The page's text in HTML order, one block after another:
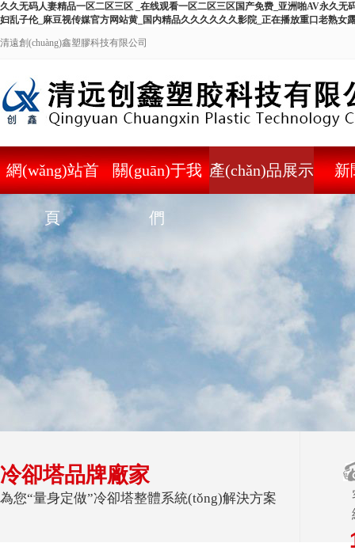
久久无码人妻精品一区二区三区 _在线观看一区二区三区国产免费_亚洲啪AV永久
妇乱子伦_麻豆视传媒官方网站黄_国内精品久久久久久久影院_正在播放重口老熟女
清遠創(chuàng)鑫塑膠科技有限公司
網(wǎng)站首
頁
關(guān)于我
們
產(chǎn)品展示 新
冷卻塔品牌廠家
為您“量身定做”冷卻塔整體系統(tǒng)解決方案